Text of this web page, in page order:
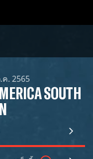
ค. 2565
SOUTH